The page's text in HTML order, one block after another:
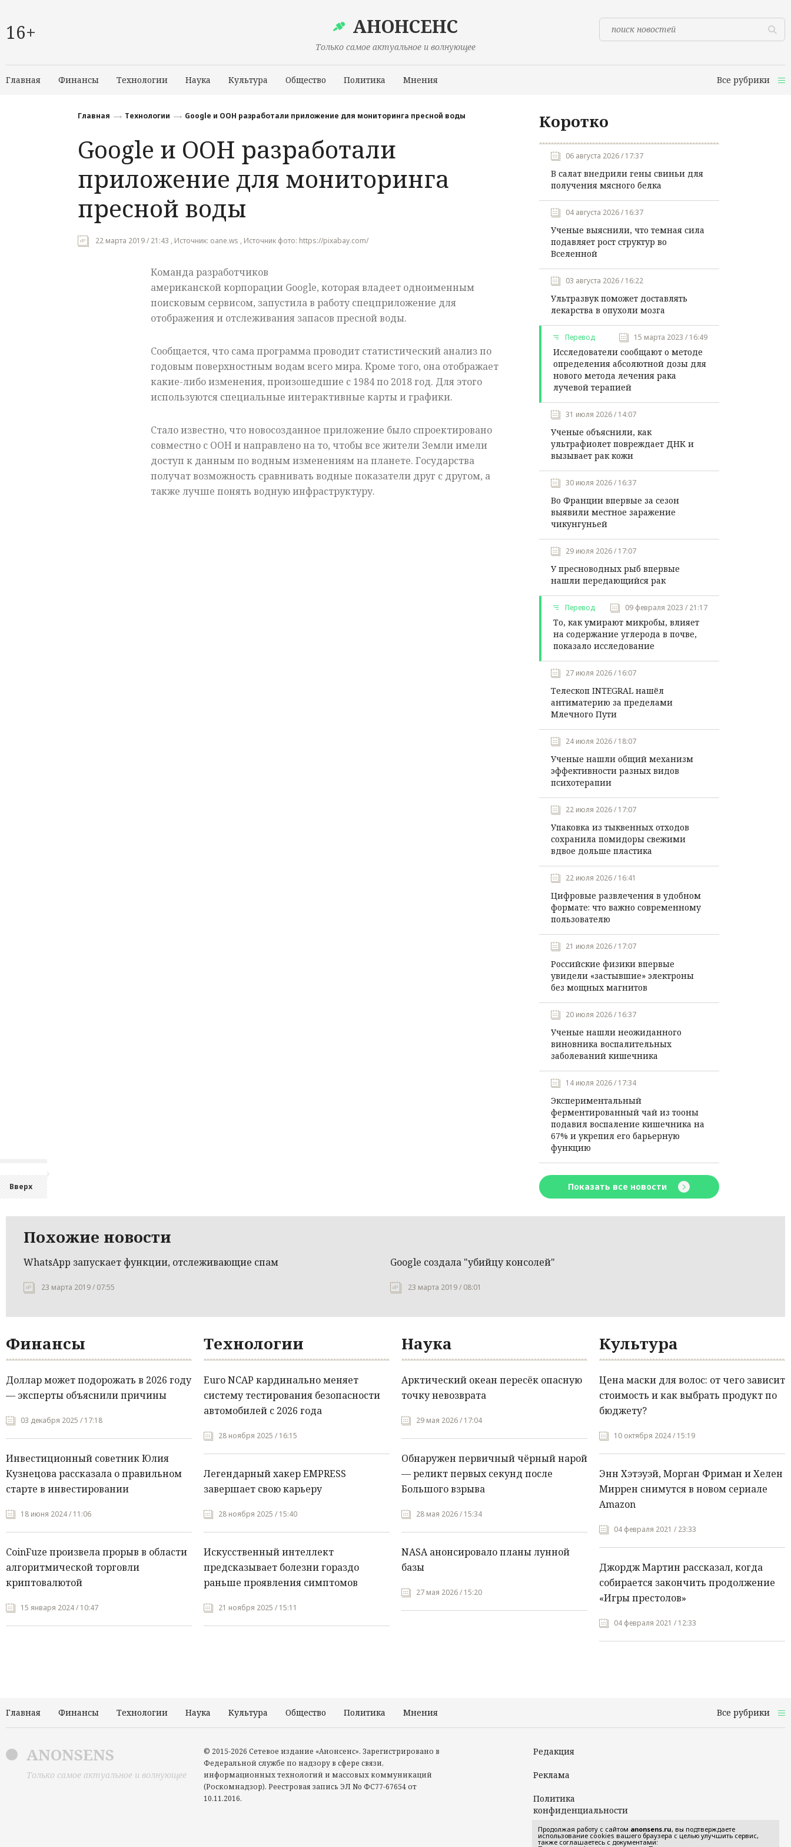
16+ АНОНСЕНС
Только самое актуальное и волнующее
Главная Финансы Технологии Наука Культура Общество Политика Мнения Все рубрики
Происшествия
Вверх
Главная Технологии Google и ООН разработали приложение для мониторинга пресной воды
Google и ООН разработали
приложение для мониторинга
пресной воды
22 марта 2019 / 21:43 , Источник: oane.ws , Источник фото: https://pixabay.com/
Команда разработчиков
американской корпорации Google, которая владеет одноименным
поисковым сервисом, запустила в работу спецприложение для
отображения и отслеживания запасов пресной воды.
Сообщается, что сама программа проводит статистический анализ по
годовым поверхностным водам всего мира. Кроме того, она отображает
какие-либо изменения, произошедшие с 1984 по 2018 год. Для этого
используются специальные интерактивные карты и графики.
Стало известно, что новосозданное приложение было спроектировано
совместно с ООН и направлено на то, чтобы все жители Земли имели
доступ к данным по водным изменениям на планете. Государства
получат возможность сравнивать водные показатели друг с другом, а
также лучше понять водную инфраструктуру.
Коротко
06 августа 2026 / 17:37
В салат внедрили гены свиньи для
получения мясного белка
04 августа 2026 / 16:37
Ученые выяснили, что темная сила
подавляет рост структур во
Вселенной
03 августа 2026 / 16:22
Ультразвук поможет доставлять
лекарства в опухоли мозга
Перевод 15 марта 2023 / 16:49
Исследователи сообщают о методе
определения абсолютной дозы для
нового метода лечения рака
лучевой терапией
31 июля 2026 / 14:07
Ученые объяснили, как
ультрафиолет повреждает ДНК и
вызывает рак кожи
30 июля 2026 / 16:37
Во Франции впервые за сезон
выявили местное заражение
чикунгуньей
29 июля 2026 / 17:07
У пресноводных рыб впервые
нашли передающийся рак
Перевод 09 февраля 2023 / 21:17
То, как умирают микробы, влияет
на содержание углерода в почве,
показало исследование
27 июля 2026 / 16:07
Телескоп INTEGRAL нашёл
антиматерию за пределами
Млечного Пути
24 июля 2026 / 18:07
Ученые нашли общий механизм
эффективности разных видов
психотерапии
22 июля 2026 / 17:07
Упаковка из тыквенных отходов
сохранила помидоры свежими
вдвое дольше пластика
22 июля 2026 / 16:41
Цифровые развлечения в удобном
формате: что важно современному
пользователю
21 июля 2026 / 17:07
Российские физики впервые
увидели «застывшие» электроны
без мощных магнитов
20 июля 2026 / 16:37
Ученые нашли неожиданного
виновника воспалительных
заболеваний кишечника
14 июля 2026 / 17:34
Экспериментальный
ферментированный чай из тооны
подавил воспаление кишечника на
67% и укрепил его барьерную
функцию
Показать все новости
Похожие новости
WhatsApp запускает функции, отслеживающие спам
23 марта 2019 / 07:55
Google создала "убийцу консолей"
23 марта 2019 / 08:01
Финансы
Доллар может подорожать в 2026 году
— эксперты объяснили причины
03 декабря 2025 / 17:18
Инвестиционный советник Юлия
Кузнецова рассказала о правильном
старте в инвестировании
18 июня 2024 / 11:06
CoinFuze произвела прорыв в области
алгоритмической торговли
криптовалютой
15 января 2024 / 10:47
Технологии
Euro NCAP кардинально меняет
систему тестирования безопасности
автомобилей с 2026 года
28 ноября 2025 / 16:15
Легендарный хакер EMPRESS
завершает свою карьеру
28 ноября 2025 / 15:40
Искусственный интеллект
предсказывает болезни гораздо
раньше проявления симптомов
21 ноября 2025 / 15:11
Наука
Арктический океан пересёк опасную
точку невозврата
29 мая 2026 / 17:04
Обнаружен первичный чёрный нарой
— реликт первых секунд после
Большого взрыва
28 мая 2026 / 15:34
NASA анонсировало планы лунной
базы
27 мая 2026 / 15:20
Культура
Цена маски для волос: от чего зависит
стоимость и как выбрать продукт по
бюджету?
10 октября 2024 / 15:19
Энн Хэтэуэй, Морган Фриман и Хелен
Миррен снимутся в новом сериале
Amazon
04 февраля 2021 / 23:33
Джордж Мартин рассказал, когда
собирается закончить продолжение
«Игры престолов»
04 февраля 2021 / 12:33
Главная Финансы Технологии Наука Культура Общество Политика Мнения Все рубрики
ANONSENS
Только самое актуальное и волнующее
© 2015-2026 Сетевое издание «Анонсенс». Зарегистрировано в
Федеральной службе по надзору в сфере связи,
информационных технологий и массовых коммуникаций
(Роскомнадзор). Реестровая запись ЭЛ No ФС77-67654 от
10.11.2016.
Редакция
Реклама
Политика
конфиденциальности
Пользовательское
Продолжая работу с сайтом anonsens.ru, вы подтверждаете
использование cookies вашего браузера с целью улучшить сервис,
также соглашаетесь с документами: